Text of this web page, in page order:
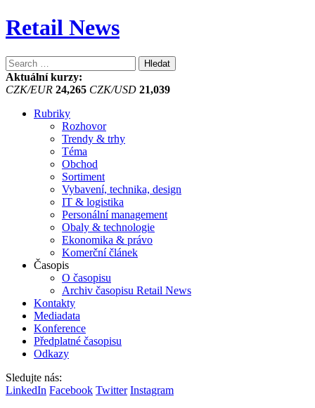
Retail News
Vyhledávání
Aktuální kurzy:
CZK/EUR 24,265 CZK/USD 21,039
Rubriky
Rozhovor
Trendy & trhy
Téma
Obchod
Sortiment
Vybavení, technika, design
IT & logistika
Personální management
Obaly & technologie
Ekonomika & právo
Komerční článek
Časopis
O časopisu
Archiv časopisu Retail News
Kontakty
Mediadata
Konference
Předplatné časopisu
Odkazy
Sledujte nás:
LinkedIn Facebook Twitter Instagram